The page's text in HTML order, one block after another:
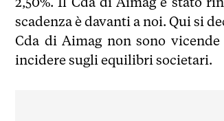
scadenza è davanti a noi. Qui si
Cda di Aimag non sono
incidere sugli equilibri societari.